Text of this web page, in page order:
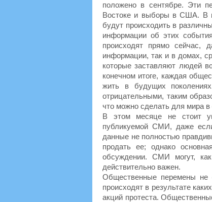
положено в сентябре. Эти
Востоке и выборы в США. В
будут происходить в
информации об этих
происходят прямо сейчас,
информации, так и в домах,
которые заставляют людей
конечном итоге, каждая
жить в будущих
отрицательными, таким
что можно сделать для мира
В этом месяце не стоит
публикуемой СМИ, даже
данные не полностью
продать ее; однако
обсуждении. СМИ могут,
действительно важен.
Общественные перемены не
происходят в результате
акций протеста.